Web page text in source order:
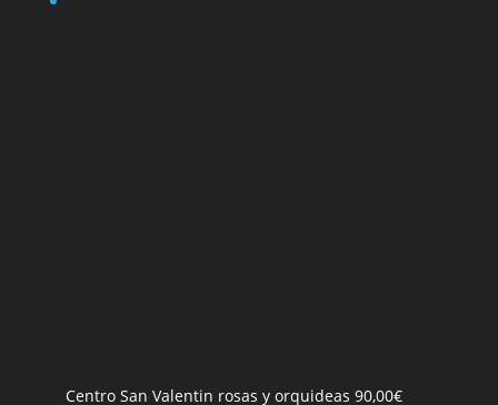
Centro San Valentin rosas y orquideas 90,00€